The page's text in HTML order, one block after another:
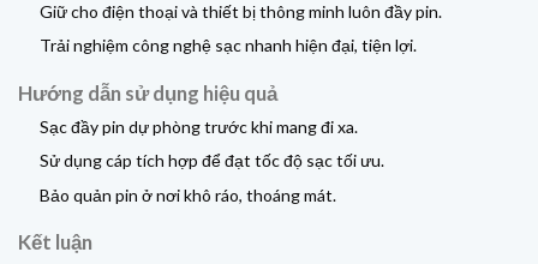
Giữ cho điện thoại và thiết bị thông minh luôn đầy pin.
Trải nghiệm công nghệ sạc nhanh hiện đại, tiện lợi.
Hướng dẫn sử dụng hiệu quả
Sạc đầy pin dự phòng trước khi mang đi xa.
Sử dụng cáp tích hợp để đạt tốc độ sạc tối ưu.
Bảo quản pin ở nơi khô ráo, thoáng mát.
Kết luận